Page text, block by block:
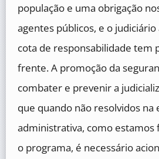
população e uma obrigação
agentes públicos, e o judiciário
cota de responsabilidade tem
frente. A promoção da
combater e prevenir a
que quando não resolvidos na
administrativa, como estamos
o programa, é necessário